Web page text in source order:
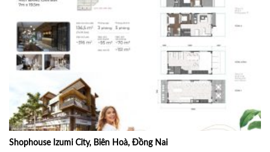
Shophouse Izumi City, Biên Hoà, Đồng Nai